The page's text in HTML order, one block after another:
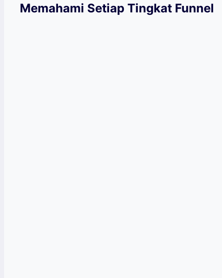
Memahami Setiap Tingkat Funnel